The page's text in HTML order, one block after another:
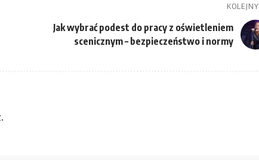
KOLEJNY
Jak wybrać podest do pracy z oświetleniem
scenicznym – bezpieczeństwo i normy